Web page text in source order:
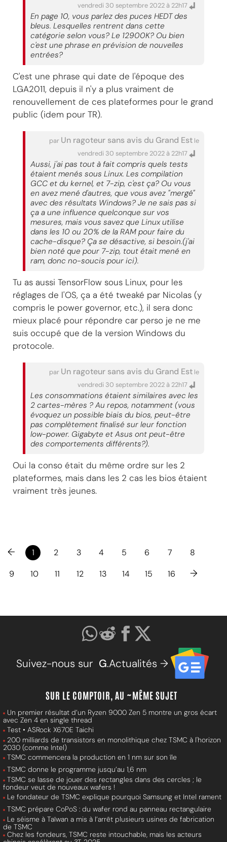
vendredi 30 septembre 2022 à 22h17
En page 10, vous parlez des puces HEDT des
bleus. Lesquelles rentrent dans cette
catégorie selon vous? Le 12900K? Ou bien
c'est une phrase en prévision de nouvelles
entrées?
C'est une phrase qui date de l'époque des
LGA2011, depuis il n'y a plus vraiment de
renouvellement de ces plateformes pour le grand
public (idem pour TR).
par Un ragoteur sans avis du Grand Est le
vendredi 30 septembre 2022 à 22h17
Aussi, j'ai pas tout à fait compris quels tests
étaient menés sous Linux. Les compilation
GCC et du kernel, et 7-zip, c'est ça? Ou vous
en avez mené d'autres, que vous avez "mergé"
avec des résultats Windows? Je ne sais pas si
ça a une influence quelconque sur vos
mesures, mais vous savez que Linux utilise
dans les 10 ou 20% de la RAM pour faire du
cache-disque? Ça se désactive, si besoin.(j'ai
bien noté que pour 7-zip, tout était mené en
ram, donc no-soucis pour ici).
Tu as aussi TensorFlow sous Linux, pour les
réglages de l'OS, ça a été tweaké par Nicolas (y
compris le power governor, etc.), il sera donc
mieux placé pour répondre car perso je ne me
suis occupé que de la version Windows du
protocole.
par Un ragoteur sans avis du Grand Est le
vendredi 30 septembre 2022 à 22h17
Les consommations étaient similaires avec les
2 cartes-mères ? Au repos, notamment (vous
évoquez un possible biais du bios, peut-être
pas complètement finalisé sur leur fonction
low-power. Gigabyte et Asus ont peut-être
des comportements différents?).
Oui la conso était du même ordre sur les 2
plateformes, mais dans les 2 cas les bios étaient
vraiment très jeunes.
← 1 2 3 4 5 6 7
8
9
10 11 12 13 14 15 16 →
Suivez-nous sur G.Actualités →
SUR LE COMPTOIR, AU ~MÊME SUJET
Un premier résultat d’un Ryzen 9000 Zen 5 montre un gros écart
avec Zen 4 en single thread
Test • ASRock X670E Taichi
200 milliards de transistors en monolithique chez TSMC à l'horizon
2030 (comme Intel)
TSMC commencera la production en 1 nm sur son île
TSMC donne le programme jusqu’au 1,6 nm
TSMC se lasse de jouer des rectangles dans des cercles ; le
fondeur veut de nouveaux wafers !
Le fondateur de TSMC explique pourquoi Samsung et Intel rament
TSMC prépare CoPoS : du wafer rond au panneau rectangulaire
Le séisme à Taïwan a mis à l’arrêt plusieurs usines de fabrication
de TSMC
Chez les fondeurs, TSMC reste intouchable, mais les acteurs